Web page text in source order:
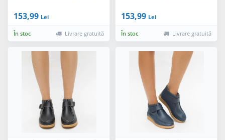
153,99 Lei
În stoc Livrare gratuită
153,99 Lei
În stoc Livrare gratuită